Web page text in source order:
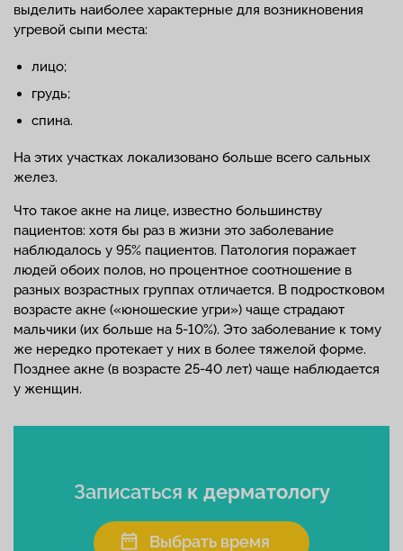
выделить наиболее характерные для возникновения
угревой сыпи места:
лицо;
грудь;
спина.
На этих участках локализовано больше всего сальных
желез.
Что такое акне на лице, известно большинству
пациентов: хотя бы раз в жизни это заболевание
наблюдалось у 95% пациентов. Патология поражает
людей обоих полов, но процентное соотношение в
разных возрастных группах отличается. В подростковом
возрасте акне («юношеские угри») чаще страдают
мальчики (их больше на 5-10%). Это заболевание к тому
же нередко протекает у них в более тяжелой форме.
Позднее акне (в возрасте 25-40 лет) чаще наблюдается
у женщин.
Записаться к дерматологу
Выбрать время